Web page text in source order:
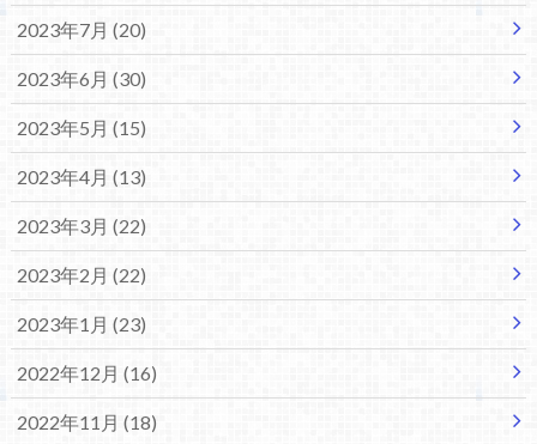
2023年7月 (20)
2023年6月 (30)
2023年5月 (15)
2023年4月 (13)
2023年3月 (22)
2023年2月 (22)
2023年1月 (23)
2022年12月 (16)
2022年11月 (18)